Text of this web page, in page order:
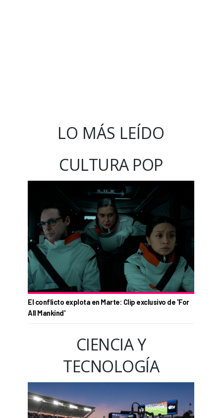
LO MÁS LEÍDO
CULTURA POP
El conflicto explota en Marte: Clip exclusivo de 'For
All Mankind'
CIENCIA Y
TECNOLOGÍA